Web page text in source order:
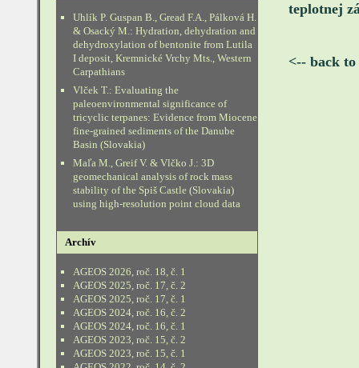
teplotnej
<-- back to
Uhlík P. Guspan B., Gread F.A., Pálková H.
& Osacký M.: Hydration, dehydration and
dehydroxylation of bentonite from Lutila
I deposit, Kremnické Vrchy Mts., Western
Carpathians
Vlček T.: Evaluating the
paleoenvironmental significance of
tricyclic terpanes: Evidence from Miocene
fine-grained sediments of the Danube
Basin (Slovakia)
Maľa M., Greif V. & Vlčko J.: 3D
geomechanical analysis of rock mass
stability of the Spiš Castle (Slovakia)
using high-resolution point cloud data
Archív
AGEOS 2026, roč. 18, č. 1
AGEOS 2025, roč. 17, č. 2
AGEOS 2025, roč. 17, č. 1
AGEOS 2024, roč. 16, č. 2
AGEOS 2024, roč. 16, č. 1
AGEOS 2023, roč. 15, č. 2
AGEOS 2023, roč. 15, č. 1